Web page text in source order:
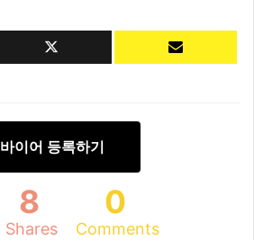
바이어 등록하기
8
Shares
0
Comments